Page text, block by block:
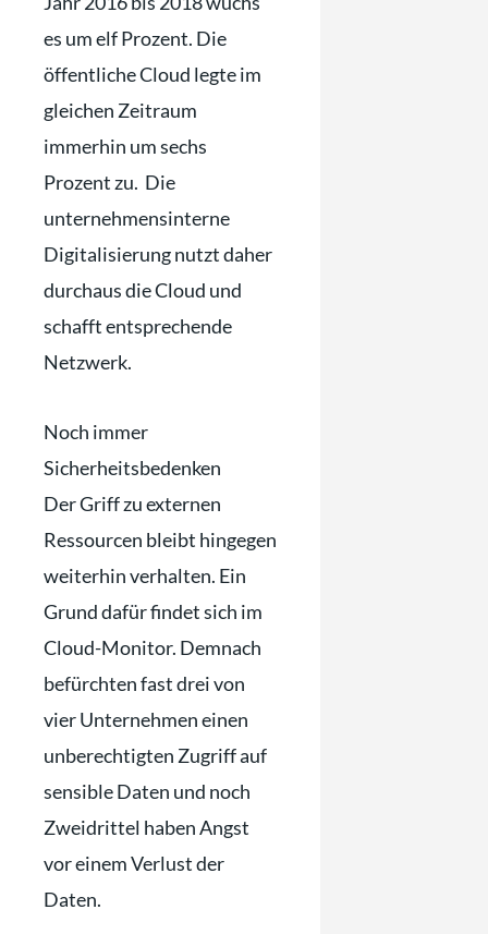
es um elf Prozent. Die
öffentliche Cloud legte im
gleichen Zeitraum
immerhin um sechs
Prozent zu. Die
unternehmensinterne
Digitalisierung nutzt daher
durchaus die Cloud und
schafft entsprechende
Netzwerk.
Noch immer
Sicherheitsbedenken
Der Griff zu externen
Ressourcen bleibt hingegen
weiterhin verhalten. Ein
Grund dafür findet sich im
Cloud-Monitor. Demnach
befürchten fast drei von
vier Unternehmen einen
unberechtigten Zugriff auf
sensible Daten und noch
Zweidrittel haben Angst
vor einem Verlust der
Daten.